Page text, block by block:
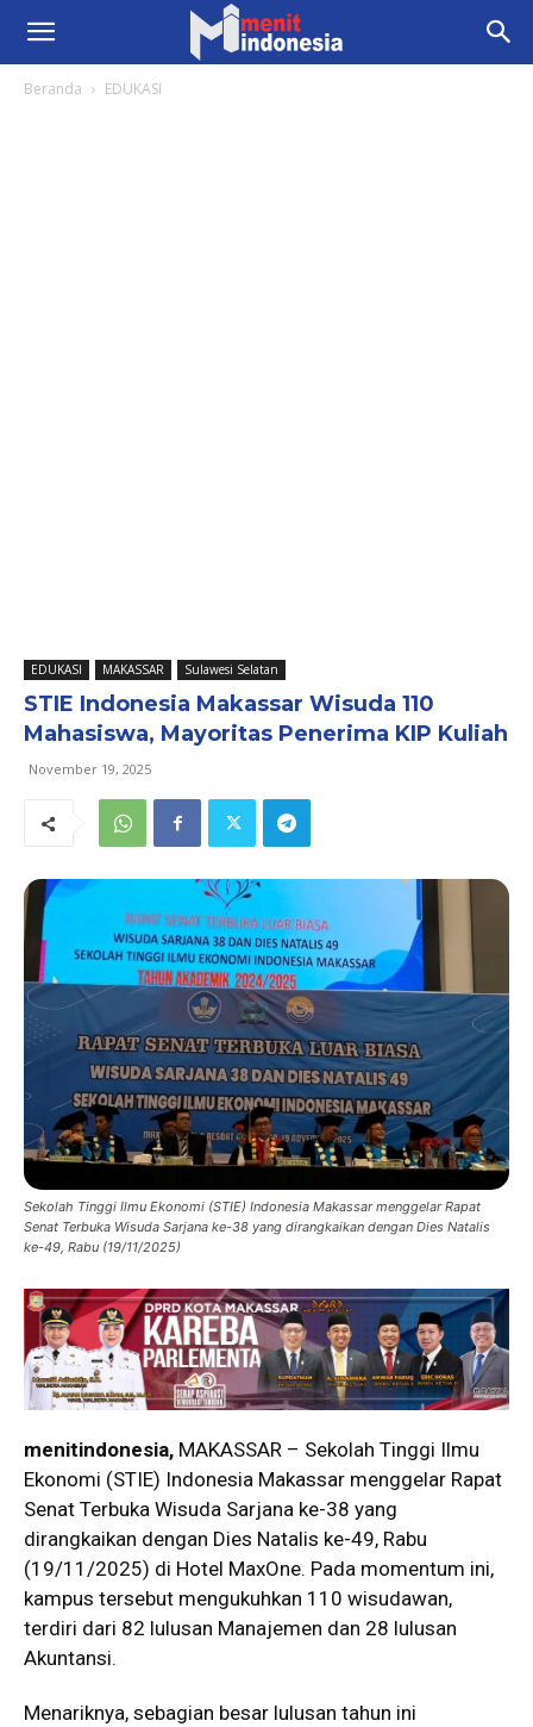
Beranda EDUKASI
EDUKASI MAKASSAR Sulawesi Selatan
STIE Indonesia Makassar Wisuda 110
Mahasiswa, Mayoritas Penerima KIP Kuliah
November 19, 2025
Sekolah Tinggi Ilmu Ekonomi (STIE) Indonesia Makassar menggelar Rapat
Senat Terbuka Wisuda Sarjana ke-38 yang dirangkaikan dengan Dies Natalis
ke-49, Rabu (19/11/2025)
menitindonesia, MAKASSAR – Sekolah Tinggi Ilmu
Ekonomi (STIE) Indonesia Makassar menggelar Rapat
Senat Terbuka Wisuda Sarjana ke-38 yang
dirangkaikan dengan Dies Natalis ke-49, Rabu
(19/11/2025) di Hotel MaxOne. Pada momentum ini,
kampus tersebut mengukuhkan 110 wisudawan,
terdiri dari 82 lulusan Manajemen dan 28 lulusan
Akuntansi.
Menariknya, sebagian besar lulusan tahun ini